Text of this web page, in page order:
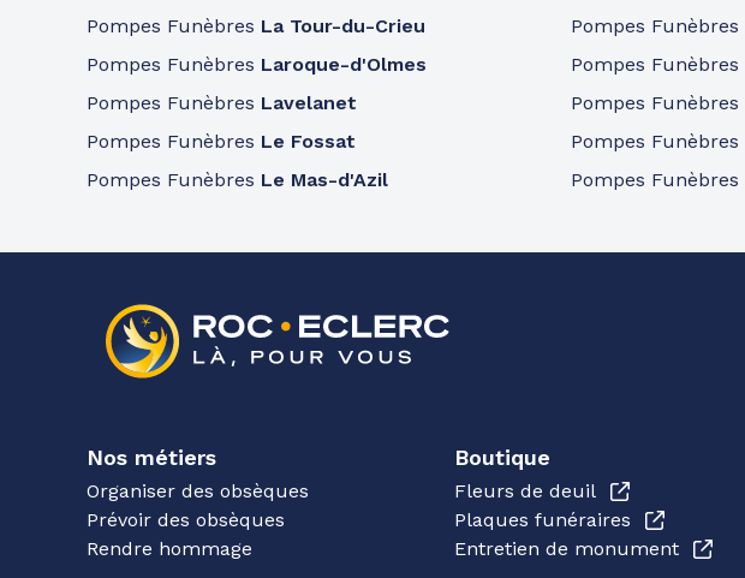
Pompes Funèbres La Tour-du-Crieu
Pompes Funèbres Laroque-d'Olmes
Pompes Funèbres Lavelanet
Pompes Funèbres Le Fossat
Pompes Funèbres Le Mas-d'Azil
Pompes Funèbres
Pompes Funèbres
Pompes Funèbres
Pompes Funèbres
Pompes Funèbres
Nos métiers
Organiser des obsèques
Prévoir des obsèques
Rendre hommage
Boutique
Fleurs de deuil
Plaques funéraires
Entretien de monument